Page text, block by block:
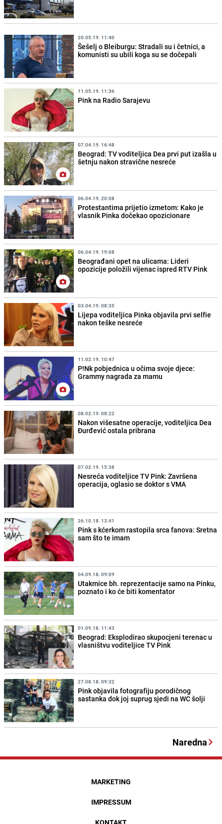
20.05.19. 11:40
Šešelj o Bleiburgu: Stradali su i četnici, a
komunisti su ubili koga su se dočepali
11.05.19. 11:36
Pink na Radio Sarajevu
07.04.19. 16:48
Beograd: TV voditeljica Dea prvi put izašla u
šetnju nakon stravične nesreće
06.04.19. 20:08
Protestantima prijetio izmetom: Kako je
vlasnik Pinka dočekao opozicionare
06.04.19. 19:08
Beograđani opet na ulicama: Lideri
opozicije položili vijenac ispred RTV Pink
03.04.19. 08:35
Lijepa voditeljica Pinka objavila prvi selfie
nakon teške nesreće
11.02.19. 10:47
P!Nk pobjednica u očima svoje djece:
Grammy nagrada za mamu
08.02.19. 08:22
Nakon višesatne operacije, voditeljica Dea
Đurđević ostala pribrana
07.02.19. 15:38
Nesreća voditeljice TV Pink: Završena
operacija, oglasio se doktor s VMA
26.10.18. 13:41
Pink s kćerkom rastopila srca fanova: Sretna
sam što te imam
04.09.18. 09:09
Utakmice bh. reprezentacije samo na Pinku,
poznato i ko će biti komentator
01.09.18. 11:43
Beograd: Eksplodirao skupocjeni terenac u
vlasništvu voditeljice TV Pink
27.08.18. 09:32
Pink objavila fotografiju porodičnog
sastanka dok joj suprug sjedi na WC šolji
Naredna
MARKETING
IMPRESSUM